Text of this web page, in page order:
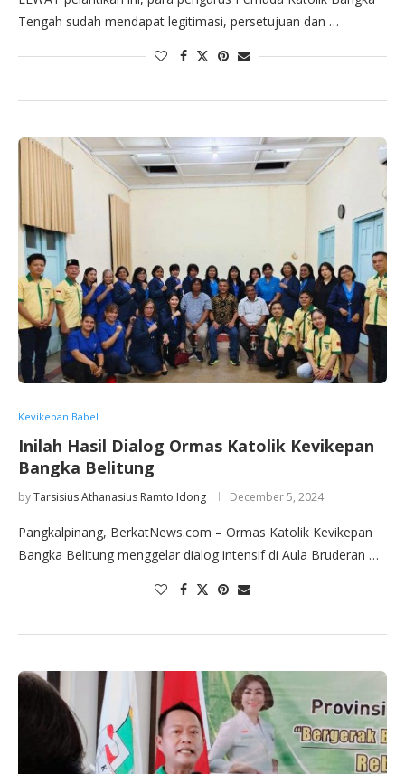
Tengah sudah mendapat legitimasi, persetujuan dan …
Kevikepan Babel
Inilah Hasil Dialog Ormas Katolik Kevikepan
Bangka Belitung
byTarsisius Athanasius Ramto Idong December 5, 2024
Pangkalpinang, BerkatNews.com – Ormas Katolik Kevikepan
Bangka Belitung menggelar dialog intensif di Aula Bruderan …